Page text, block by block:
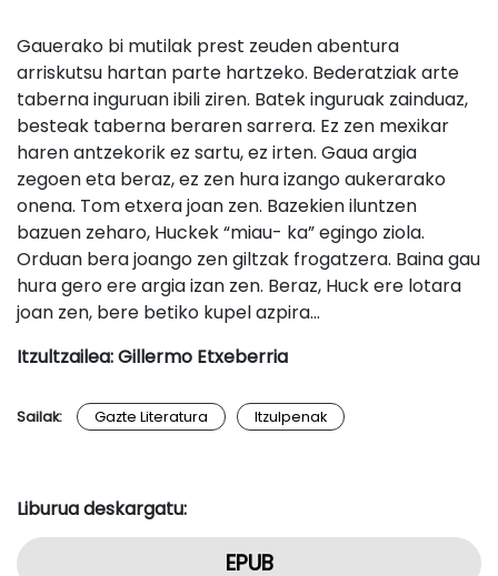
Gauerako bi mutilak prest zeuden abentura
arriskutsu hartan parte hartzeko. Bederatziak arte
taberna inguruan ibili ziren. Batek inguruak zainduaz,
besteak taberna beraren sarrera. Ez zen mexikar
haren antzekorik ez sartu, ez irten. Gaua argia
zegoen eta beraz, ez zen hura izango aukerarako
onena. Tom etxera joan zen. Bazekien iluntzen
bazuen zeharo, Huckek “miau- ka” egingo ziola.
Orduan bera joango zen giltzak frogatzera. Baina gau
hura gero ere argia izan zen. Beraz, Huck ere lotara
joan zen, bere betiko kupel azpira…
Itzultzailea: Gillermo Etxeberria
Sailak: Gazte Literatura Itzulpenak
Liburua deskargatu:
EPUB